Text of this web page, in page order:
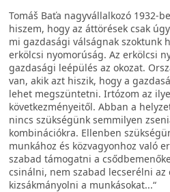
Tomáš Baťa nagyvállalkozó 1932-
hiszem, hogy az áttörések csak
mi gazdasági válságnak szoktunk
erkölcsi nyomorúság. Az erkölcsi
gazdasági leépülés az okozat.
van, akik azt hiszik, hogy a
lehet megszüntetni. Irtózom az
következményeitől. Abban a
nincs szükségünk semmilyen
kombinációkra. Ellenben
munkához és közvagyonhoz való
szabad támogatni a
csinálni, nem szabad lecserélni az
kizsákmányolni a munkásokat...“